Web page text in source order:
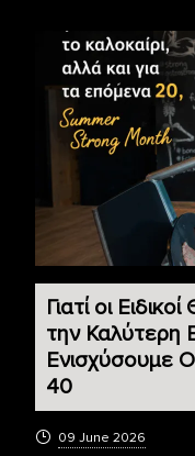
Γιατί οι
την Καλύτερη
Ενισχύσουμε
40
09 June 2026